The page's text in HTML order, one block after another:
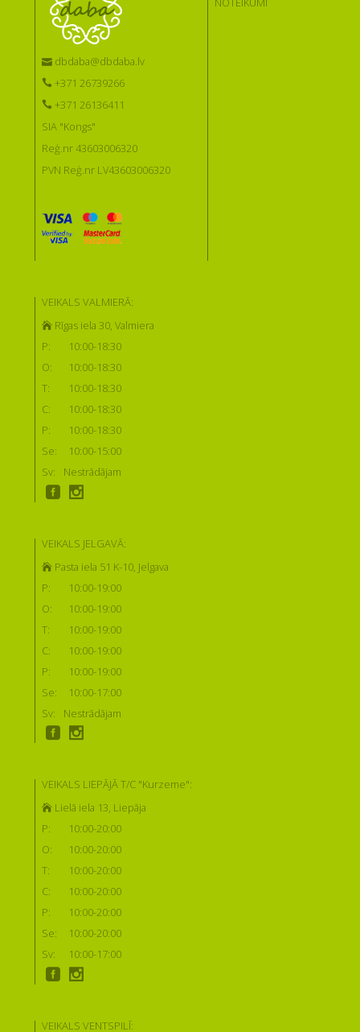
dbdaba@dbdaba.lv
+371 26739266
+371 26136411
SIA "Kongs"
Reģ.nr 43603006320
PVN Reģ.nr LV43603006320
VEIKALS VALMIERĀ:
Rīgas iela 30, Valmiera
P:
10:00-18:30
O:
10:00-18:30
T:
10:00-18:30
C:
10:00-18:30
P:
10:00-18:30
Se:
10:00-15:00
Sv:
Nestrādājam
VEIKALS JELGAVĀ:
Pasta iela 51 K-10, Jelgava
P:
10:00-19:00
O:
10:00-19:00
T:
10:00-19:00
C:
10:00-19:00
P:
10:00-19:00
Se:
10:00-17:00
Sv:
Nestrādājam
VEIKALS LIEPĀJĀ T/C "Kurzeme":
Lielā iela 13, Liepāja
P:
10:00-20:00
O:
10:00-20:00
T:
10:00-20:00
C:
10:00-20:00
P:
10:00-20:00
Se:
10:00-20:00
Sv:
10:00-17:00
VEIKALS VENTSPILĪ: